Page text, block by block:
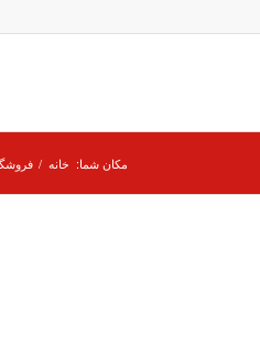
مکان شما: خانه /